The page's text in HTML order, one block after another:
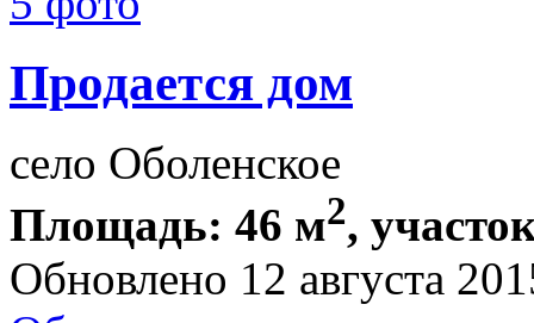
Продается дом
село Оболенское
Площадь: 46 м2,
Обновлено 12 августа